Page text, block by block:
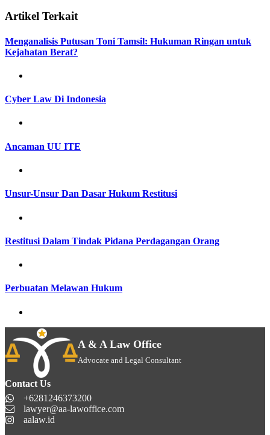
Artikel Terkait
Menganalisis Putusan Toni Tamsil: Hukuman Ringan untuk
Kejahatan Berat?
Cyber Law Di Indonesia
Ancaman UU ITE
Unsur-Unsur Dan Dasar Hukum Restitusi
Restitusi Dalam Tindak Pidana Perdagangan Orang
Perbuatan Melawan Hukum
A & A Law Office
Advocate and Legal Consultant
Contact Us
+6281246373200
lawyer@aa-lawoffice.com
aalaw.id